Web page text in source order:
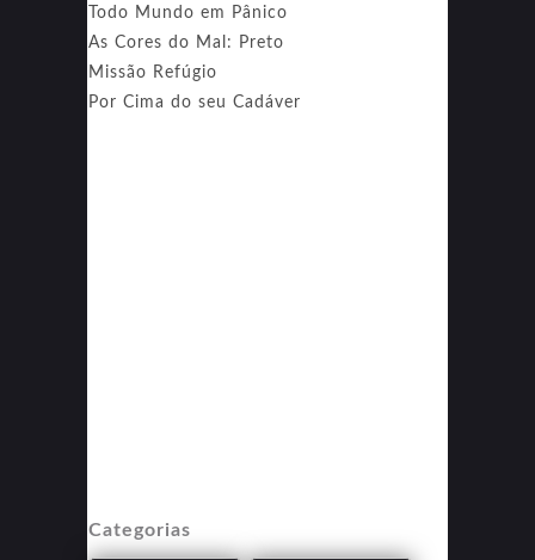
Todo Mundo em Pânico
As Cores do Mal: Preto
Missão Refúgio
Por Cima do seu Cadáver
Categorias